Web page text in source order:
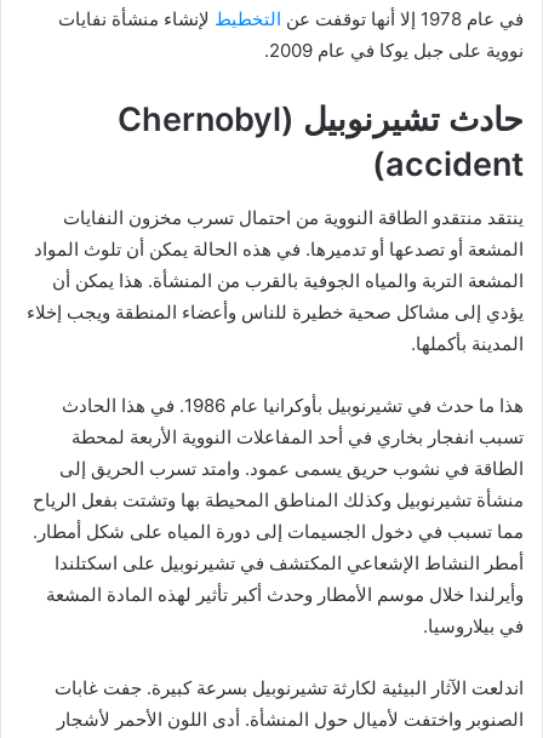
في عام 1978 إلا أنها توقفت عن
التخطيط لإنشاء منشأة نفايات
نووية على جبل يوكا في عام 2009.
حادث تشيرنوبيل (Chernobyl
accident)
ينتقد منتقدو الطاقة النووية من احتمال تسرب مخزون النفايات
المشعة أو تصدعها أو تدميرها. في هذه الحالة يمكن أن تلوث المواد
المشعة التربة والمياه الجوفية بالقرب من المنشأة. هذا يمكن أن
يؤدي إلى مشاكل صحية خطيرة للناس وأعضاء المنطقة ويجب إخلاء
المدينة بأكملها.
هذا ما حدث في تشيرنوبيل بأوكرانيا عام 1986. في هذا الحادث
تسبب انفجار بخاري في أحد المفاعلات النووية الأربعة لمحطة
الطاقة في نشوب حريق يسمى عمود. وامتد تسرب الحريق إلى
منشأة تشيرنوبيل وكذلك المناطق المحيطة بها وتشتت بفعل الرياح
مما تسبب في دخول الجسيمات إلى دورة المياه على شكل أمطار.
أمطر النشاط الإشعاعي المكتشف في تشيرنوبيل على اسكتلندا
وأيرلندا خلال موسم الأمطار وحدث أكبر تأثير لهذه المادة المشعة
في بيلاروسيا.
اندلعت الآثار البيئية لكارثة تشيرنوبيل بسرعة كبيرة. جفت غابات
الصنوبر واختفت لأميال حول المنشأة. أدى اللون الأحمر لأشجار